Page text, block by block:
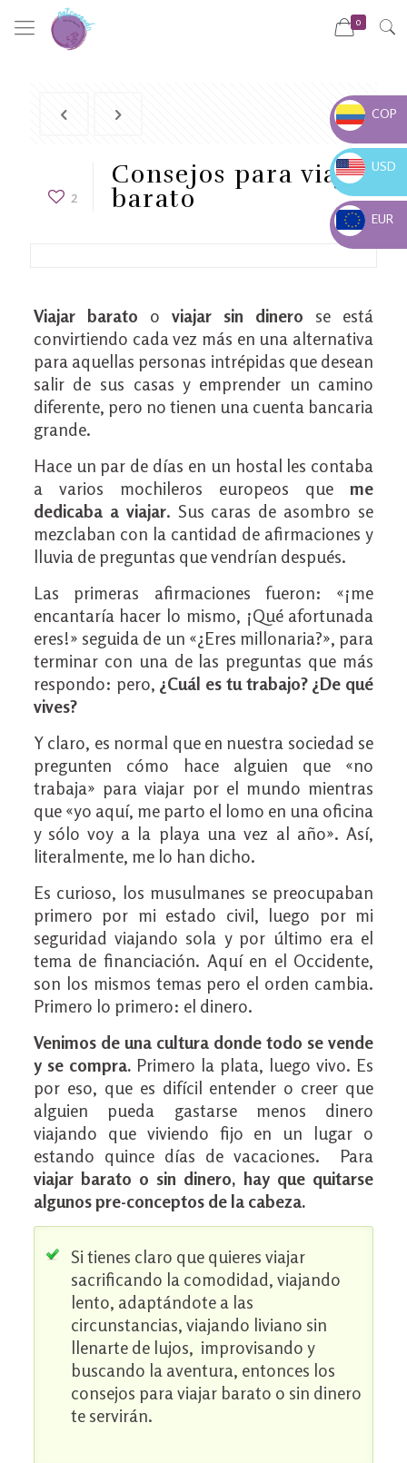
0
2
Consejos para viajar
barato
Viajar barato o viajar sin dinero se está
convirtiendo cada vez más en una alternativa
para aquellas personas intrépidas que desean
salir de sus casas y emprender un camino
diferente, pero no tienen una cuenta bancaria
grande.
Hace un par de días en un hostal les contaba
a varios mochileros europeos queme
dedicaba a viajar. Sus caras de asombro se
mezclaban con la cantidad de afirmaciones y
lluvia de preguntas que vendrían después.
Las primeras afirmaciones fueron: «¡me
encantaría hacer lo mismo, ¡Qué afortunada
eres!» seguida de un «¿Eres millonaria?», para
terminar con una de las preguntas que más
respondo: pero, ¿Cuál es tu trabajo? ¿De qué
vives?
Y claro, es normal que en nuestra sociedad se
pregunten cómo hace alguien que «no
trabaja» para viajar por el mundo mientras
que «yo aquí, me parto el lomo en una oficina
y sólo voy a la playa una vez al año». Así,
literalmente, me lo han dicho.
Es curioso, los musulmanes se preocupaban
primero por mi estado civil, luego por mi
seguridad viajando sola y por último era el
tema de financiación. Aquí en el Occidente,
son los mismos temas pero el orden cambia.
Primero lo primero: el dinero.
Venimos de una cultura donde todo se vende
y se compra.Primero la plata, luego vivo. Es
por eso, que es difícil entender o creer que
alguien pueda gastarse menos dinero
viajando que viviendo fijo en un lugar o
estando quince días de vacaciones. Para
viajar barato o sin dinero, hay que quitarse
algunos pre-conceptos de la cabeza.
Si tienes claro que quieres viajar
sacrificando la comodidad, viajando
lento, adaptándote a las
circunstancias, viajando liviano sin
llenarte de lujos, improvisando y
buscando la aventura, entonces los
consejos para viajar barato o sin dinero
te servirán.
COP $
COP
USD $
USD
EUR €
EUR